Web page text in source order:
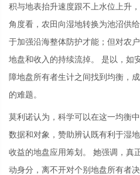
积与地表抬升速度跟不上水位上升
角度看，农田向湿地转换为池沼供
于加强沿海整体防护才能；但对农
地盘和收入的持续流掉。 是以，如
障地盘所有者生计之间找到均衡，
的难题。
莫利诺认为，科学可以在这一均衡
数据和对象，赞助辨认既有利于湿
收益的地盘应用筹划。 她强调，真
动身分，离不开对个别地盘所有者